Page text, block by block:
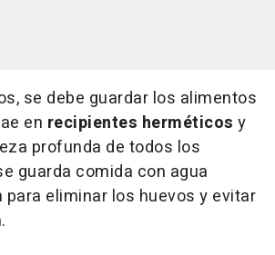
se debe guardar los alimentos
en recipientes herméticos y
profunda de todos los
guarda comida con agua
eliminar los huevos y evitar